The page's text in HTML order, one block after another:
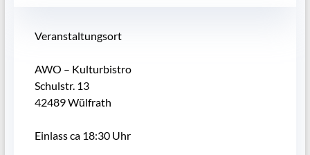
Veranstaltungsort
AWO – Kulturbistro
Schulstr. 13
42489 Wülfrath
Einlass ca 18:30 Uhr